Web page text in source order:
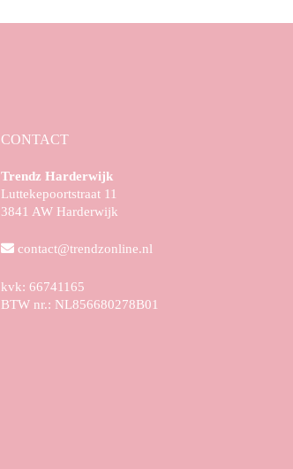
CONTACT
Trendz Harderwijk
Luttekepoortstraat 11
3841 AW Harderwijk
contact@trendzonline.nl
kvk: 66741165
BTW nr.: NL856680278B01